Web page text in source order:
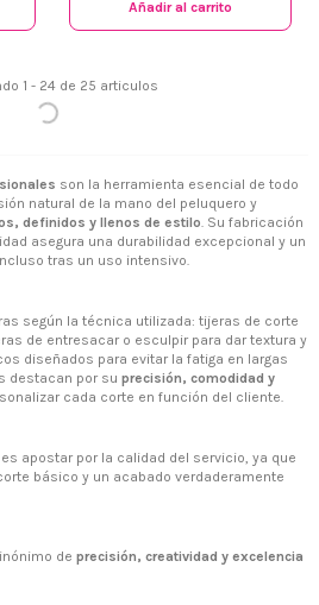
Añadir al carrito
1 - 24 de 25 articulos
son la herramienta esencial de todo
natural de la mano del peluquero y
definidos y llenos de estilo . Su fabricación
asegura una durabilidad excepcional y un
tras un uso intensivo.
según la técnica utilizada: tijeras de corte
de entresacar o esculpir para dar textura y
diseñados para evitar la fatiga en largas
destacan por su precisión, comodidad y
cada corte en función del cliente.
apostar por la calidad del servicio, ya que
básico y un acabado verdaderamente
de precisión, creatividad y excelencia